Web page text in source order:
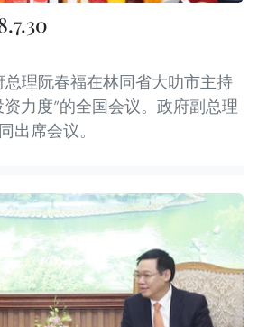
总理阮春福在林同省大叻市主持
力度”的全国会议。政府副总理
出席会议。